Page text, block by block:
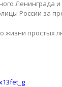
Ленинграда
России за
жизни простых